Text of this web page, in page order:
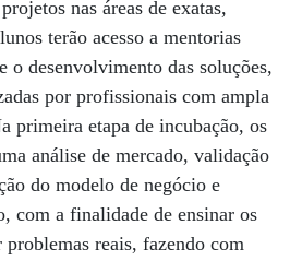
nas áreas de exatas,
terão acesso a mentorias
o desenvolvimento das soluções,
por profissionais com ampla
primeira etapa de incubação, os
análise de mercado, validação
do modelo de negócio e
com a finalidade de ensinar os
reais, fazendo com